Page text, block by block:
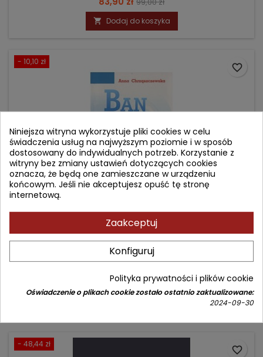
podstawowa
99,00 zł
 Dodaj do koszyka
- 10,10 zł
BANDAŻOWANIE
Autor: Anna Chrząszczewska
Cena
58,90 złCena
podstawowa
69,00 zł
favorite_border
- 48,44 zł
favorite_border
Niniejsza witryna wykorzystuje pliki cookies w celu
świadczenia usług na najwyższym poziomie i w sposób
dostosowany do indywidualnych potrzeb. Korzystanie z
witryny bez zmiany ustawień dotyczących cookies
oznacza, że będą one zamieszczane w urządzeniu
końcowym. Jeśli nie akceptujesz opuść tę stronę
internetową.
Zaakceptuj
Konfiguruj
Polityka prywatności i plików cookie
Oświadczenie o plikach cookie zostało ostatnio zaktualizowane:
2024-09-30